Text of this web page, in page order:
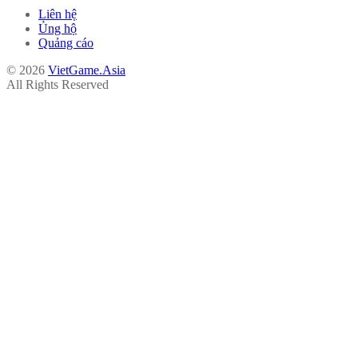
Liên hệ
Ủng hộ
Quảng cáo
© 2026 VietGame.Asia
All Rights Reserved